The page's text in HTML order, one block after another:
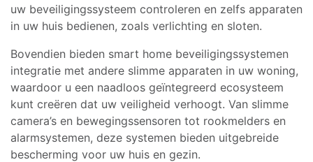
uw beveiligingssysteem controleren en zelfs apparaten
in uw huis bedienen, zoals verlichting en sloten.
Bovendien bieden smart home beveiligingssystemen
integratie met andere slimme apparaten in uw woning,
waardoor u een naadloos geïntegreerd ecosysteem
kunt creëren dat uw veiligheid verhoogt. Van slimme
camera’s en bewegingssensoren tot rookmelders en
alarmsystemen, deze systemen bieden uitgebreide
bescherming voor uw huis en gezin.